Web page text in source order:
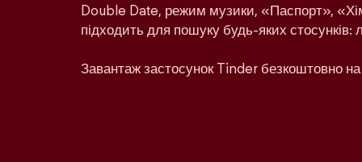
Double Date, режим музики, «Паспорт»,
підходить для пошуку будь-яких стосунків:
Завантаж застосунок Tinder безкоштовно